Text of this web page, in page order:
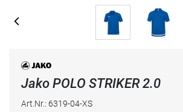
Jako POLO STRIKER 2.0
Art.Nr.: 6319-04-XS